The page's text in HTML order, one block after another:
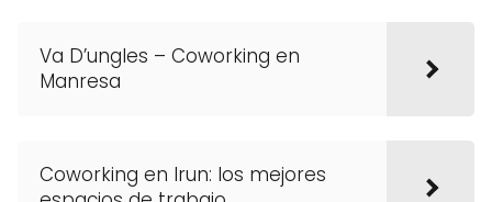
Va D’ungles – Coworking en
Manresa
Coworking en Irun: los mejores